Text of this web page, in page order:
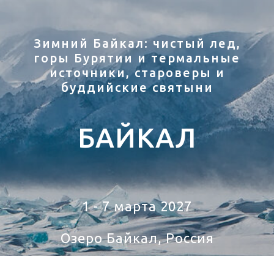
Зимний Байкал: чистый лед,
горы Бурятии и термальные
источники, староверы и
буддийские святыни
БАЙКАЛ
1 - 7 марта 2027
Озеро Байкал, Россия